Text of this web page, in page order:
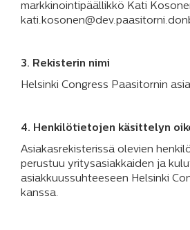
markkinointipäällikkö Kati
3. Rekisterin nimi
Helsinki Congress Paasitornin
4. Henkilötietojen käsittelyn
Asiakasrekisterissä olevien
perustuu yritysasiakkaiden ja
asiakkuussuhteeseen Helsinki
kanssa.